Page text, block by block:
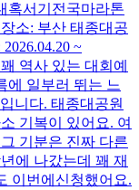
혹서기전국마라톤
소: 부산 태종대공
~
역사 있는 대회예
에 일부러 뛰는 느
니다. 태종대공원
기복이 있어요. 여
기분은 진짜 다른
에 나갔는데 꽤 재
이번에신청했어요.